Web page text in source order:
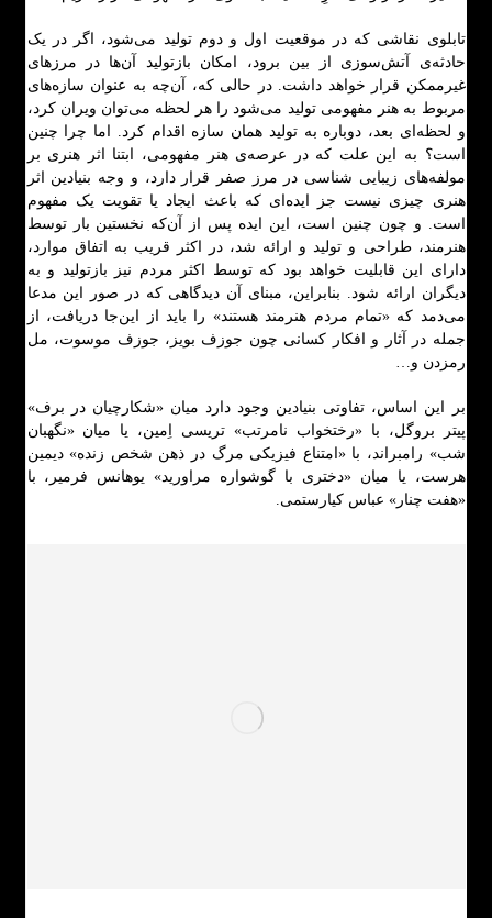
تابلوی نقاشی که در موقعیت اول و دوم تولید می‌شود، اگر در یک
حادثه‌ی آتش‌سوزی از بین برود، امکان بازتولید آن‌ها در مرزهای
غیرممکن قرار خواهد داشت. در حالی که، آن‌چه به عنوان سازه‌های
مربوط به هنر مفهومی تولید می‌شود را هر لحظه می‌توان ویران کرد،
و لحظه‌ای بعد، دوباره به تولید همان سازه اقدام کرد. اما چرا چنین
است؟ به این علت که در عرصه‌ی هنر مفهومی، ابتنا اثر هنری بر
مولفه‌های زیبایی شناسی در مرز صفر قرار دارد، و وجه بنیادین اثر
هنری چیزی نیست جز ایده‌ای که باعث ایجاد یا تقویت یک مفهوم
است. و چون چنین است، این ایده پس از آن‌که نخستین بار توسط
هنرمند، طراحی و تولید و ارائه شد، در اکثر قریب به اتفاق موارد،
دارای این قابلیت خواهد بود که توسط اکثر مردم نیز بازتولید و به
دیگران ارائه شود. بنابراین، مبنای آن دیدگاهی که در صور این مدعا
می‌دمد که «تمام مردم هنرمند هستند» را باید از این‌جا دریافت، از
جمله در آثار و افکار کسانی چون جوزف بویز، جوزف موسوت، مل
رمزدن و…
بر این اساس، تفاوتی بنیادین وجود دارد میان «شکارچیان در برف»
پیتر بروگل، با «رختخواب نامرتب» تریسی اِمین، یا میان «نگهبان
شب» رامبراند، با «امتناع فیزیکی مرگ در ذهن شخص زنده» دیمین
هرست، یا میان «دختری با گوشواره مراورید» یوهانس فرمیر، با
«هفت چنار» عباس کیارستمی.